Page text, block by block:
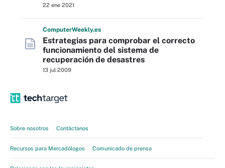
22 ene 2021
ComputerWeekly.es
Estrategias para comprobar el correcto
funcionamiento del sistema de
recuperación de desastres
13 jul 2009
Sobre nosotros Contáctanos
Recursos para Mercadólogos Comunicado de prensa